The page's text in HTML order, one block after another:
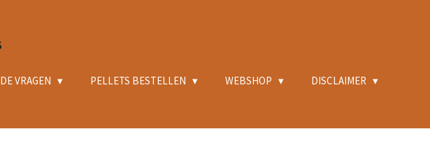
VRAGEN PELLETS BESTELLEN WEBSHOP
DISCLAIMER